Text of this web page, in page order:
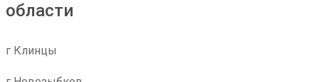
области
г Клинцы